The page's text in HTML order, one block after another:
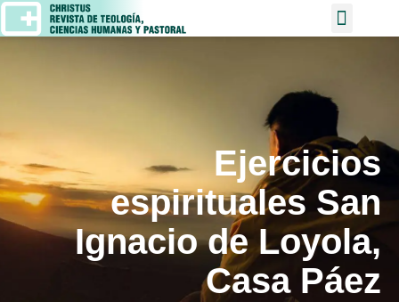
Ejercicios
espirituales San
Ignacio de Loyola,
Casa Páez